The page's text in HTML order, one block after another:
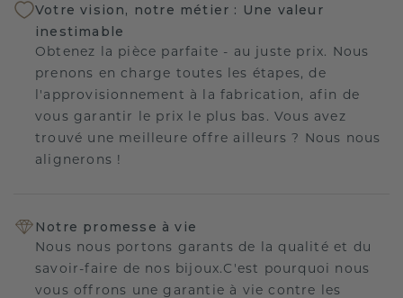
Votre vision, notre métier : Une valeur
inestimable
Obtenez la pièce parfaite - au juste prix. Nous
prenons en charge toutes les étapes, de
l'approvisionnement à la fabrication, afin de
vous garantir le prix le plus bas. Vous avez
trouvé une meilleure offre ailleurs ? Nous nous
alignerons !
Notre promesse à vie
Nous nous portons garants de la qualité et du
savoir-faire de nos bijoux.C'est pourquoi nous
vous offrons une garantie à vie contre les